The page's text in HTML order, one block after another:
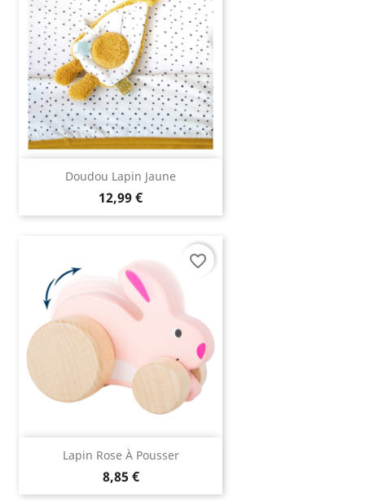
Doudou Lapin Jaune
12,99 €
Lapin Rose À Pousser
8,85 €
favorite_border